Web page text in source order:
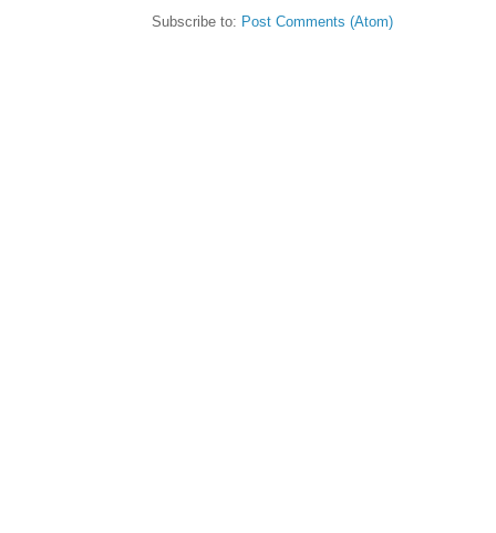
Subscribe to: Post Comments (Atom)